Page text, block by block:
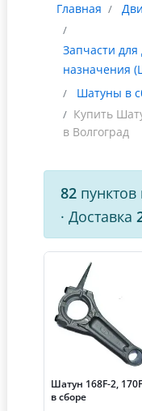
Главная
Запчасти
назначения
Шатуны в
Купить
в Волгоград
82
· Доставка
Шатун 168F-2, 170F
в сборе